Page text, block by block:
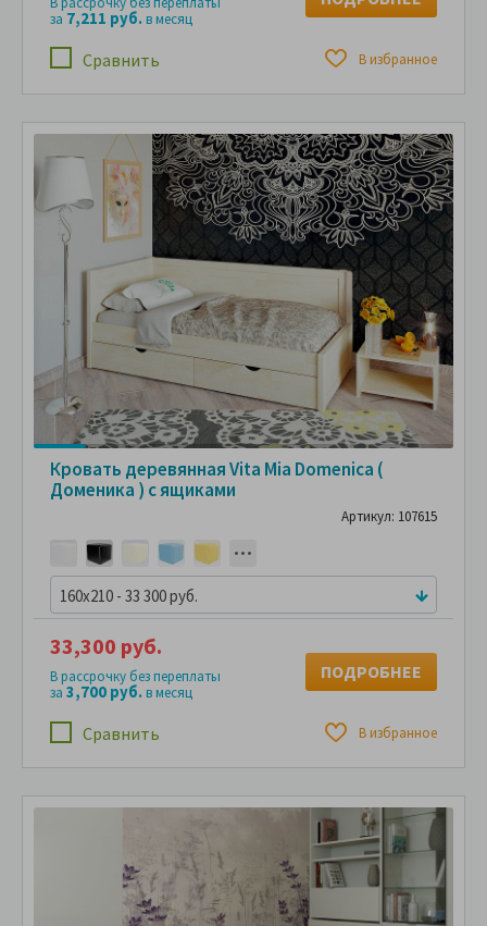
Сравнить В избранное
за 7,211 руб.в месяц
Кровать деревянная Vita Mia Domenica (
Доменика ) с ящиками
Артикул: 107615
160x210 - 33 300 руб.
Сравнить В избранное
33,300 руб.
В рассрочку без переплаты
за 3,700 руб.в месяц
ПОДРОБНЕЕ